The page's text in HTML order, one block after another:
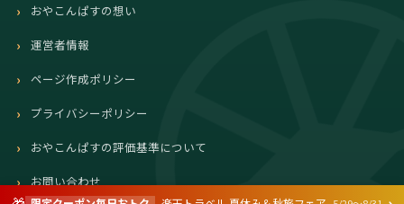
おやこんぱすの想い
運営者情報
ページ作成ポリシー
プライバシーポリシー
おやこんぱすの評価基準について
お問い合わせ